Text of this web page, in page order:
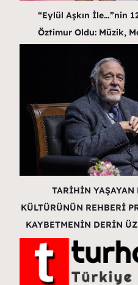
“Eylül Aşkın İle…”nin
Öztimur Oldu: Müzik,
TARİHİN
KÜLTÜRÜNÜN REHBERİ
KAYBETMENİN DERİN